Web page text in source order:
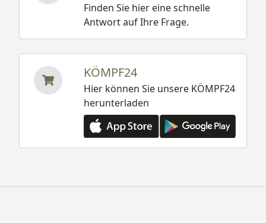
Finden Sie hier eine schnelle
Antwort auf Ihre Frage.
KÖMPF24
Hier können Sie unsere KÖMPF24
herunterladen